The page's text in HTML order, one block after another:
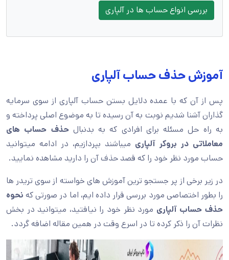
بررسی انواع حساب ها در آلپاری
آموزش حذف حساب آلپاری
پس از آن که با عمده دلایل بستن حساب آلپاری از سوی سرمایه
گذاران آشنا شدیم نوبت به آن رسیده تا به موضوع اصلی پرداخته و
به راه حل مسئله برای افرادی که به بدنبالحذف حساب های
معاملاتی در بروکر آلپاری میباشند بپردازیم، در ادامه میتوانید
حساب مورد نظر خود را که قصد حذف آن را دارید مشاهده نمایید.
در زیر برخی از پر جستجو ترین آموزش های خواسته از سوی تریدر ها
را بطور اختصاصی مورد بررسی قرار داده ایم، اما در صورتی که نحوه
حذف حساب آلپاری مورد نظر خود را نیافتید، میتوانید در بخش
نظرات آن را ذکر کرده تا در اسرع وقت در همین مقاله اضافه گردد.